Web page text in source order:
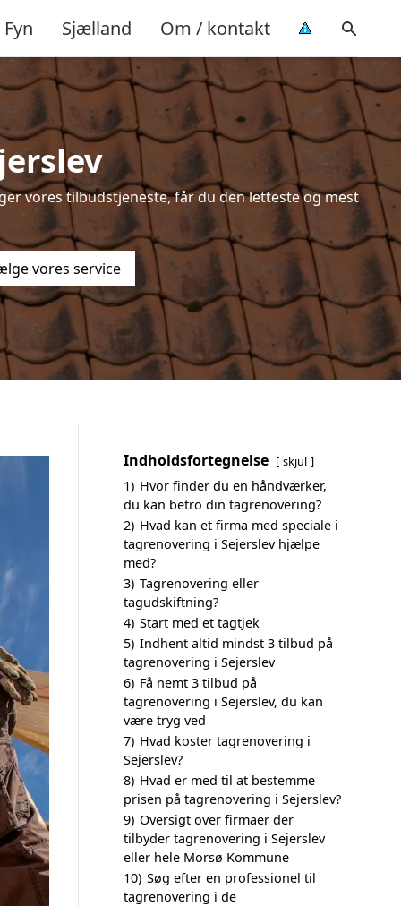
Fyn Sjælland Om / kontakt
vores tilbudstjeneste, får du den letteste og mest
vores service
Indholdsfortegnelse skjul
1) Hvor finder du en håndværker,
du kan betro din tagrenovering?
2) Hvad kan et firma med speciale i
tagrenovering i Sejerslev hjælpe
med?
3) Tagrenovering eller
tagudskiftning?
4) Start med et tagtjek
5) Indhent altid mindst 3 tilbud på
tagrenovering i Sejerslev
6) Få nemt 3 tilbud på
tagrenovering i Sejerslev, du kan
være tryg ved
7) Hvad koster tagrenovering i
Sejerslev?
8) Hvad er med til at bestemme
prisen på tagrenovering i Sejerslev?
9) Oversigt over firmaer der
tilbyder tagrenovering i Sejerslev
eller hele Morsø Kommune
10) Søg efter en professionel til
tagrenovering i de